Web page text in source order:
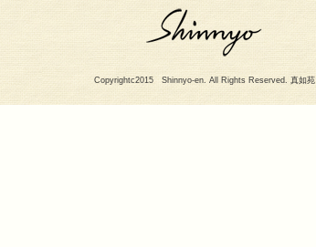
Copyrightc2015 Shinnyo-en. All Rights Reserved. 真如苑